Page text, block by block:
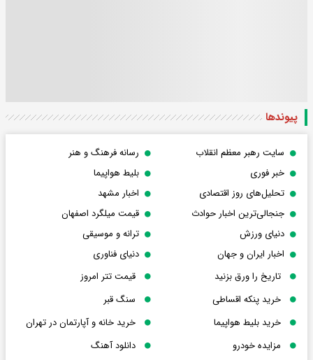
پیوندها
سایت رهبر معظم انقلاب
رسانه فرهنگ و هنر
خبر فوری
بلیط هواپیما
تحلیل‌های روز اقتصادی
اخبار مشهد
جنجالی‌ترین اخبار حوادث
قیمت میلگرد اصفهان
دنیای ورزش
ترانه و موسیقی
اخبار ایران و جهان
دنیای فناوری
تاریخ را ورق بزنید
قیمت تتر امروز
خرید پنکه اقساطی
سنگ قبر
خرید بلیط هواپیما
خرید خانه و آپارتمان در تهران
مزایده خودرو
دانلود آهنگ